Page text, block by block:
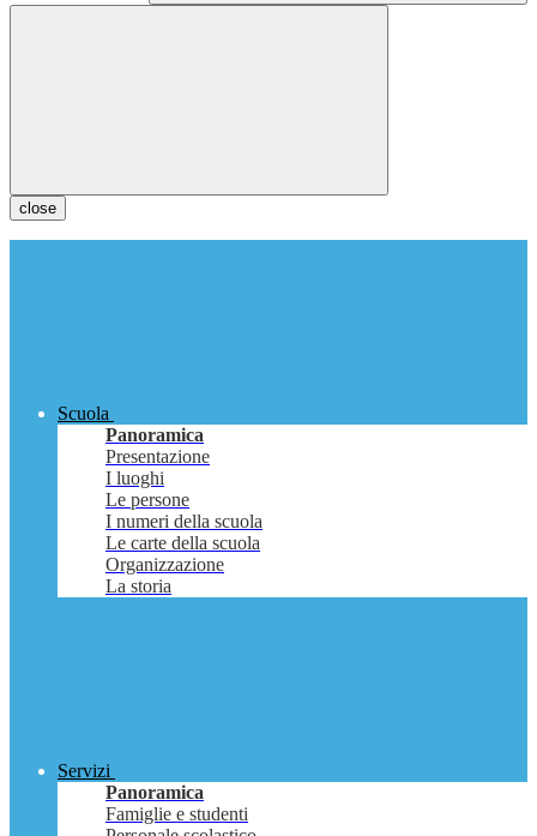
close
Scuola
Panoramica
Presentazione
I luoghi
Le persone
I numeri della scuola
Le carte della scuola
Organizzazione
La storia
Servizi
Panoramica
Famiglie e studenti